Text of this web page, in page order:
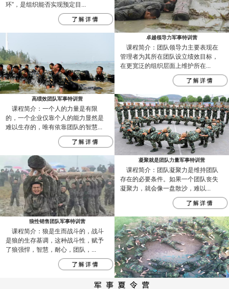
环”，是组织能否实现预定目...
卓越领导力军事特训营
课程简介：团队领导力主要表现在
管理者为其所在团队设立绩效目标，
在更宽泛的组织层面上维护所在...
高绩效团队军事特训营
课程简介：一个人的力量是有限
的，一个企业仅靠个人的能力显然是
难以生存的，唯有依靠团队的智慧...
凝聚就是团队力量军事特训营
课程简介：团队凝聚力是维持团队
存在的必要条件。如果一个团队丧失
凝聚力，就会像一盘散沙，难以...
狼性销售团队军事特训营
课程简介：狼是生而战斗的，战斗
是狼的生存基调，这种战斗性，赋予
了狼强悍，智慧，耐心，团队，...